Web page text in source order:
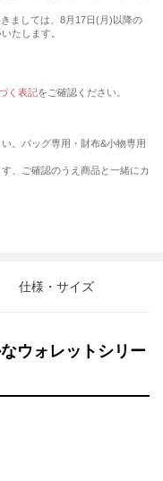
ましては、8月17日(月)以降の
たします。
く表記をご確認ください。
。バッグ専用・財布&小物専用
、ご確認のうえ商品と一緒にカ
仕様・サイズ
ウォレットシリー